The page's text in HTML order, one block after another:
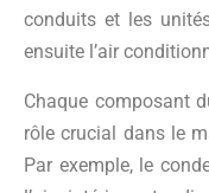
conduits et les
ensuite l’air
Chaque composant
rôle crucial dans le
Par exemple, le